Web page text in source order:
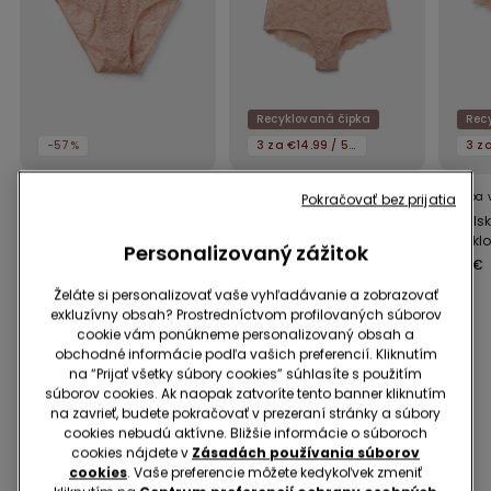
-57%
-57%
Recyklovaná čipka
3 za €14.99 / 5 za €21.99
5 Farba v zľave
Recyklovanej Čipky
6,99 €
8 Farba
6,99 €
Mohlo by sa ti tiež páčiť
Personalizovaný zážitok
Želáte si personalizovať vaše vyhľadávanie a zobrazovať
exkluzívny obsah? Prostredníctvom profilovaných súborov
cookie vám ponúkneme personalizovaný obsah a
obchodné informácie podľa vašich preferencií. Kliknutím
na “Prijať všetky súbory cookies” súhlasíte s použitím
súborov cookies. Ak naopak zatvoríte tento banner kliknutím
na zavrieť, budete pokračovať v prezeraní stránky a súbory
cookies nebudú aktívne. Bližšie informácie o súboroch
cookies nájdete v Zásadách používania súborov
cookies. Vaše preferencie môžete kedykoľvek zmeniť
Pokračovať bez prijatia